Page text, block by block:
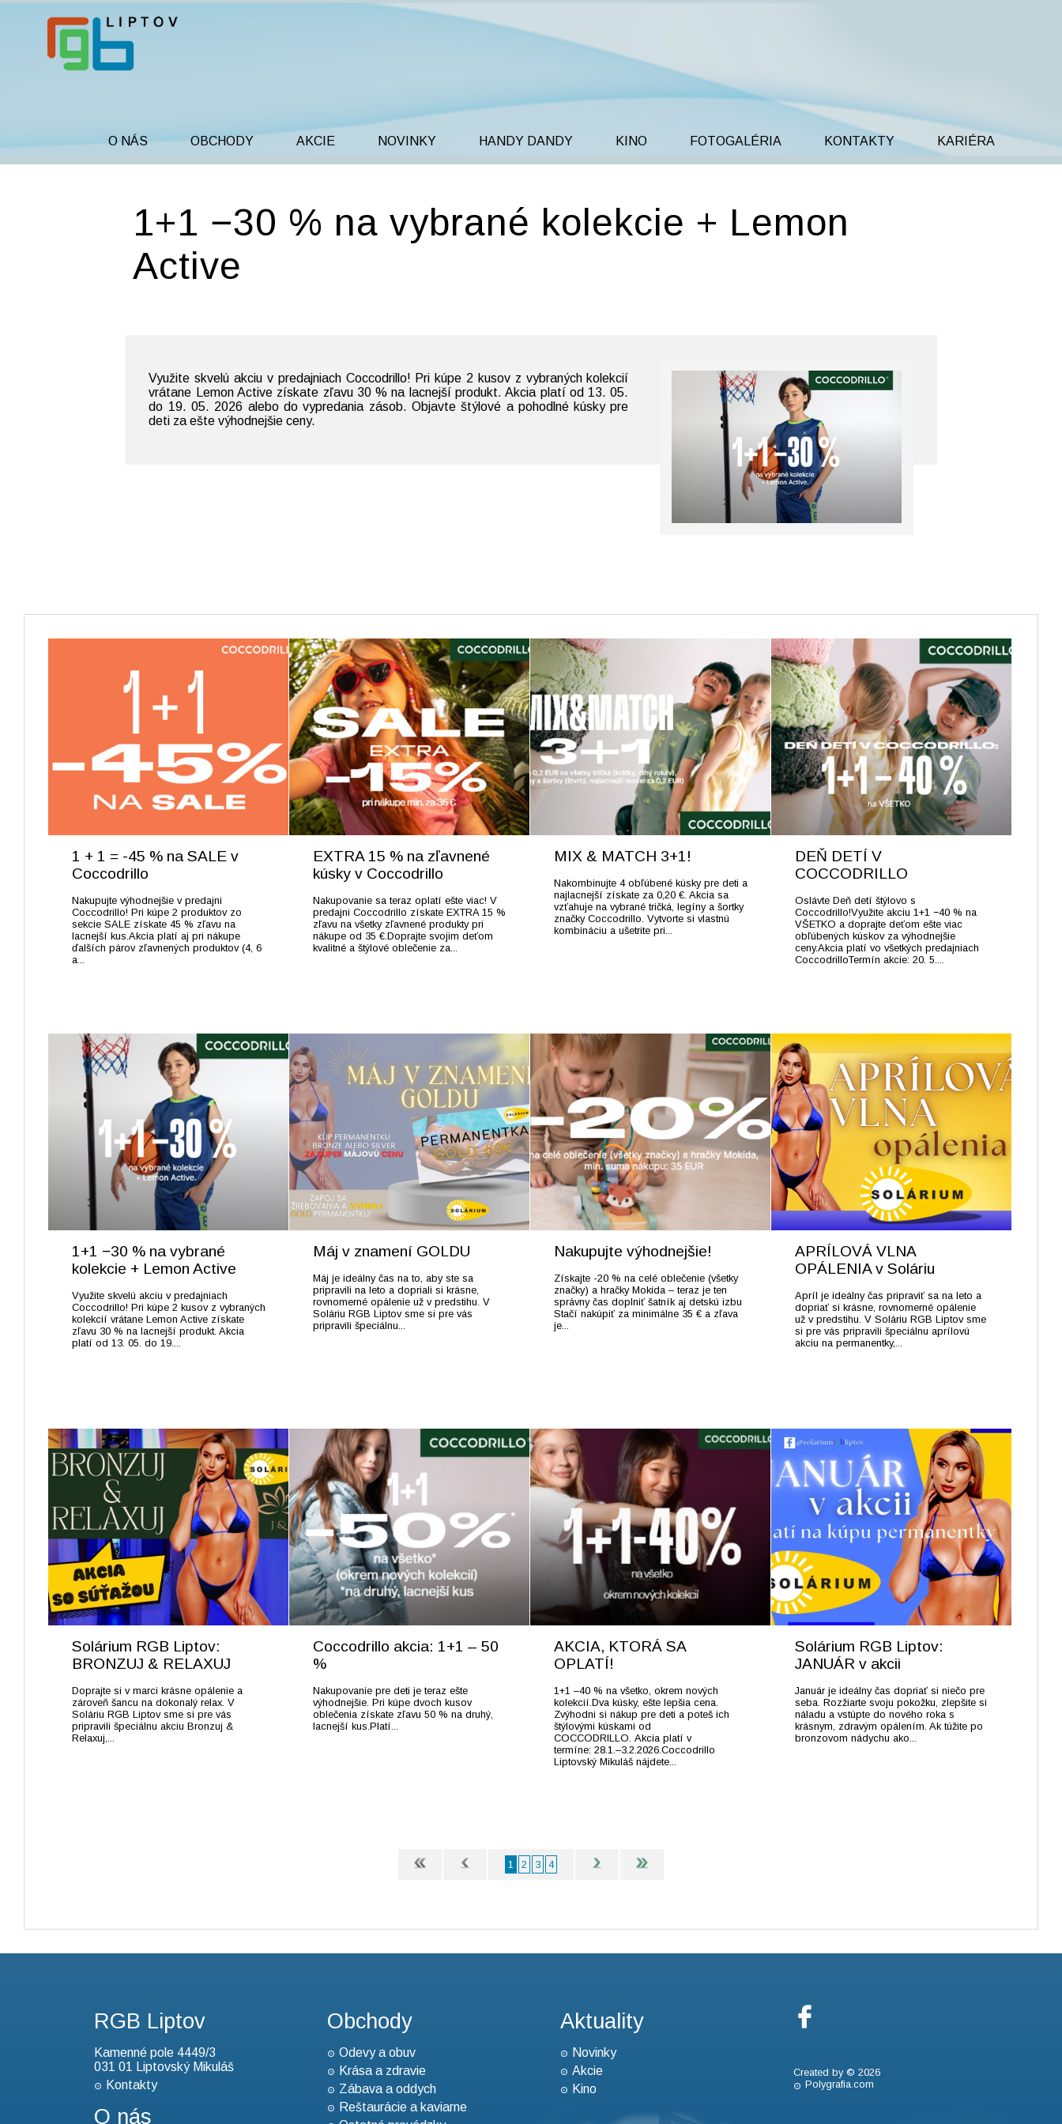
O NÁS OBCHODY AKCIE NOVINKY HANDY DANDY KINO FOTOGALÉRIA KONTAKTY KARIÉRA
1+1 −30 % na vybrané kolekcie + Lemon
Active
Využite skvelú akciu v predajniach Coccodrillo! Pri kúpe 2 kusov z vybraných kolekcií
vrátane Lemon Active získate zľavu 30 % na lacnejší produkt. Akcia platí od 13. 05.
do 19. 05. 2026 alebo do vypredania zásob. Objavte štýlové a pohodlné kúsky pre
deti za ešte výhodnejšie ceny.
1 + 1 = -45 % na SALE v
Coccodrillo
Nakupujte výhodnejšie v predajni
Coccodrillo! Pri kúpe 2 produktov zo
sekcie SALE získate 45 % zľavu na
lacnejší kus.Akcia platí aj pri nákupe
ďalších párov zľavnených produktov (4, 6
a...
EXTRA 15 % na zľavnené
kúsky v Coccodrillo
Nakupovanie sa teraz oplatí ešte viac! V
predajni Coccodrillo získate EXTRA 15 %
zľavu na všetky zľavnené produkty pri
nákupe od 35 €.Doprajte svojim deťom
kvalitné a štýlové oblečenie za...
MIX & MATCH 3+1!
Nakombinujte 4 obľúbené kúsky pre deti a
najlacnejší získate za 0,20 €. Akcia sa
vzťahuje na vybrané tričká, legíny a šortky
značky Coccodrillo. Vytvorte si vlastnú
kombináciu a ušetrite pri...
DEŇ DETÍ V
COCCODRILLO
Oslávte Deň detí štýlovo s
Coccodrillo!Využite akciu 1+1 −40 % na
VŠETKO a doprajte deťom ešte viac
obľúbených kúskov za výhodnejšie
ceny.Akcia platí vo všetkých predajniach
CoccodrilloTermín akcie: 20. 5....
1+1 −30 % na vybrané
kolekcie + Lemon Active
Využite skvelú akciu v predajniach
Coccodrillo! Pri kúpe 2 kusov z vybraných
kolekcií vrátane Lemon Active získate
zľavu 30 % na lacnejší produkt. Akcia
platí od 13. 05. do 19....
Máj v znamení GOLDU
Máj je ideálny čas na to, aby ste sa
pripravili na leto a dopriali si krásne,
rovnomerné opálenie už v predstihu. V
Soláriu RGB Liptov sme si pre vás
pripravili špeciálnu...
Nakupujte výhodnejšie!
Získajte -20 % na celé oblečenie (všetky
značky) a hračky Mokida – teraz je ten
správny čas doplniť šatník aj detskú izbu
Stačí nakúpiť za minimálne 35 € a zľava
je...
APRÍLOVÁ VLNA
OPÁLENIA v Soláriu
Apríl je ideálny čas pripraviť sa na leto a
dopriať si krásne, rovnomerné opálenie
už v predstihu. V Soláriu RGB Liptov sme
si pre vás pripravili špeciálnu aprílovú
akciu na permanentky,...
Solárium RGB Liptov:
BRONZUJ & RELAXUJ
Doprajte si v marci krásne opálenie a
zároveň šancu na dokonalý relax. V
Soláriu RGB Liptov sme si pre vás
pripravili špeciálnu akciu Bronzuj &
Relaxuj,...
Coccodrillo akcia: 1+1 – 50
%
Nakupovanie pre deti je teraz ešte
výhodnejšie. Pri kúpe dvoch kusov
oblečenia získate zľavu 50 % na druhý,
lacnejší kus.Platí...
AKCIA, KTORÁ SA
OPLATÍ!
1+1 –40 % na všetko, okrem nových
kolekcií.Dva kúsky, ešte lepšia cena.
Zvýhodni si nákup pre deti a poteš ich
štýlovými kúskami od
COCCODRILLO. Akcia platí v
termíne: 28.1.–3.2.2026.Coccodrillo
Liptovský Mikuláš nájdete...
Solárium RGB Liptov:
JANUÁR v akcii
Január je ideálny čas dopriať si niečo pre
seba. Rozžiarte svoju pokožku, zlepšite si
náladu a vstúpte do nového roka s
krásnym, zdravým opálením. Ak túžite po
bronzovom nádychu ako...
1 2 3 4
RGB Liptov
Kamenné pole 4449/3
031 01 Liptovský Mikuláš
Kontakty
O nás
Obchody
Odevy a obuv
Krása a zdravie
Zábava a oddych
Reštaurácie a kaviarne
Aktuality
Novinky
Akcie
Kino
Created by © 2026
Polygrafia.com